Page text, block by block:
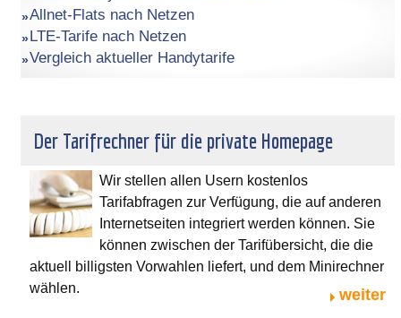
Allnet-Flats nach Netzen
LTE-Tarife nach Netzen
Vergleich aktueller Handytarife
Der Tarifrechner für die private Homepage
Wir stellen allen Usern kostenlos
Tarifabfragen zur Verfügung, die auf anderen
Internetseiten integriert werden können. Sie
können zwischen der Tarifübersicht, die die
aktuell billigsten Vorwahlen liefert, und dem Minirechner
wählen.
weiter